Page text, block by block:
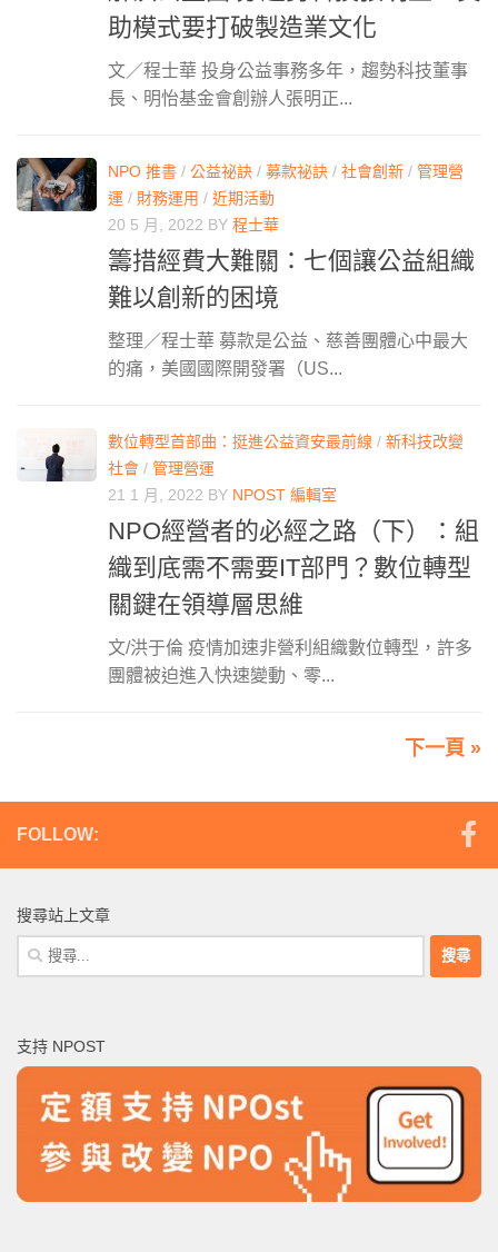
助模式要打破製造業文化
文／程士華 投身公益事務多年，趨勢科技董事
長、明怡基金會創辦人張明正...
NPO 推書 / 公益祕訣 / 募款祕訣 / 社會創新 / 管理營
運 / 財務運用 / 近期活動
20 5 月, 2022 BY 程士華
籌措經費大難關：七個讓公益組織
難以創新的困境
整理／程士華 募款是公益、慈善團體心中最大
的痛，美國國際開發署（US...
數位轉型首部曲：挺進公益資安最前線 / 新科技改變
社會 / 管理營運
21 1 月, 2022 BY NPOST 編輯室
NPO經營者的必經之路（下）：組
織到底需不需要IT部門？數位轉型
關鍵在領導層思維
文/洪于倫 疫情加速非營利組織數位轉型，許多
團體被迫進入快速變動、零...
下一頁 »
FOLLOW:
搜尋站上文章
搜
尋
字:
支持 NPOST